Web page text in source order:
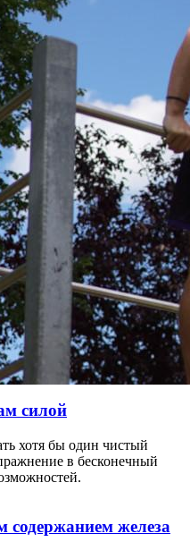
силой
хотя бы один чистый
в бесконечный
железа